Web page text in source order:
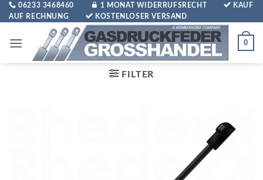
Zum
Inhalt
06233 3468460 1 MONAT WIDERRUFSRECHT
KAUF
AUF RECHNUNG
KOSTENLOSER VERSAND
0
FILTER